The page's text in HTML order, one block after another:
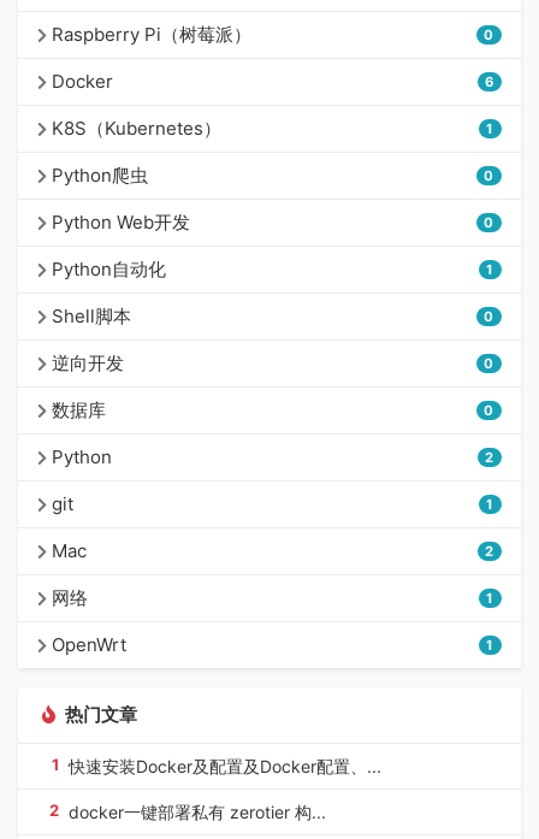
Raspberry Pi（树莓派） 0
Docker 6
K8S（Kubernetes） 1
Python爬虫 0
Python Web开发 0
Python自动化 1
Shell脚本 0
逆向开发 0
数据库 0
Python 2
git 1
Mac 2
网络 1
OpenWrt 1
热门文章
1 快速安装Docker及配置及Docker配置、...
2 docker一键部署私有 zerotier 构...